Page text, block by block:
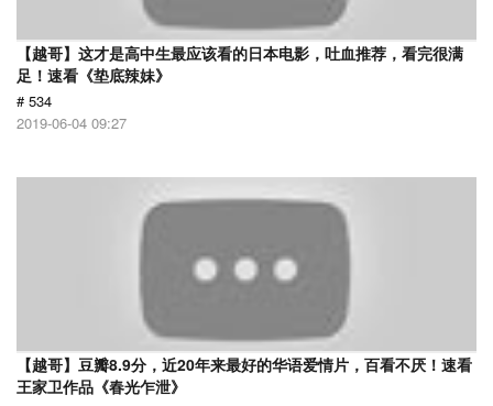
【越哥】这才是高中生最应该看的日本电影，吐血推荐，看完很满
足！速看《垫底辣妹》
# 534
2019-06-04 09:27
【越哥】豆瓣8.9分，近20年来最好的华语爱情片，百看不厌！速看
王家卫作品《春光乍泄》